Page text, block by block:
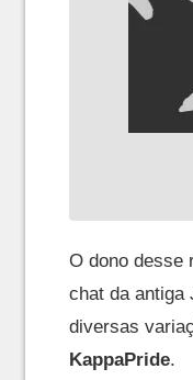
O dono desse
chat da antiga
diversas
KappaPride.